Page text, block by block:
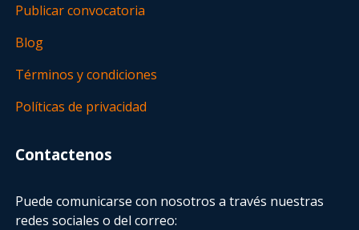
Publicar convocatoria
Blog
Términos y condiciones
Políticas de privacidad
Contactenos
Puede comunicarse con nosotros a través nuestras
redes sociales o del correo: